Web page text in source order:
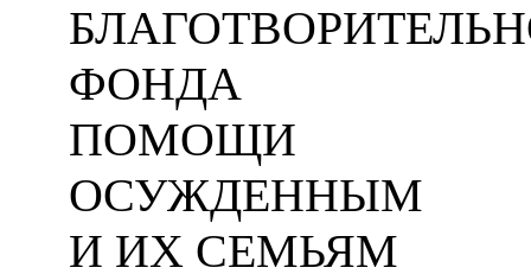
ФОНДА
ПОМОЩИ
ОСУЖДЕННЫМ
И ИХ СЕМЬЯМ